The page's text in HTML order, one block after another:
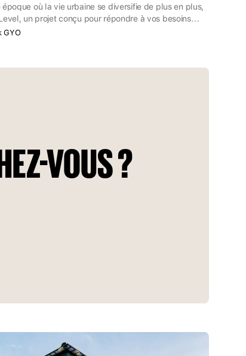
époque où la vie urbaine se diversifie de plus en plus,
un projet conçu pour répondre à vos besoins
offre un environnement unique. Situé à Göktürk,
du centre-ville.
GYO
VOUS ?